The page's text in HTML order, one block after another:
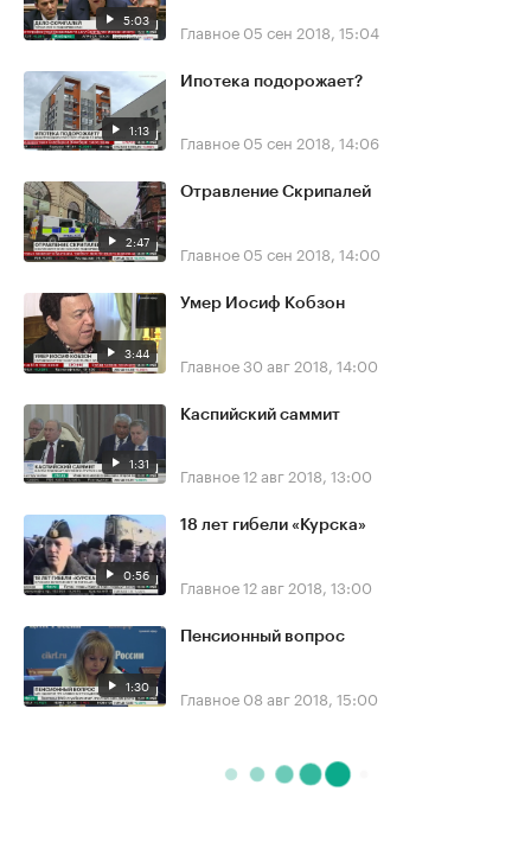
5:03 Главное 05 сен 2018, 15:04
1:13
Ипотека подорожает?
Главное 05 сен 2018, 14:06
2:47
Отравление Скрипалей
Главное 05 сен 2018, 14:00
3:44
Умер Иосиф Кобзон
Главное30 авг 2018, 14:00
1:31
Каспийский саммит
Главное12 авг 2018, 13:00
0:56
18 лет гибели «Курска»
Главное12 авг 2018, 13:00
1:30
Пенсионный вопрос
Главное 08 авг 2018, 15:00